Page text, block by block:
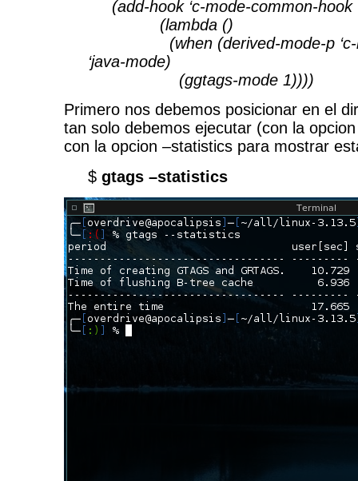
(add-hook ‘c-mode-common-hook
(lambda ()
(when (derived-mode-p ‘c-
‘java-mode)
(ggtags-mode 1))))
Primero nos debemos posicionar en el
tan solo debemos ejecutar (con la
con la opcion –statistics para mostrar
$ gtags –statistics